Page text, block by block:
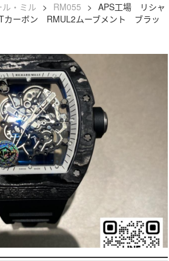
ル・ミル > RM055 > APS工場 リシャ
カーボン RMUL2ムーブメント ブラッ